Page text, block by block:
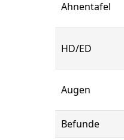
Ahnentafel
HD/ED
Augen
Befunde